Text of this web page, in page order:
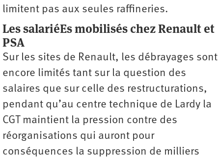
limitent pas aux seules raffineries.
Les salariéEs mobilisés chez Renault et
PSA
Sur les sites de Renault, les débrayages sont
encore limités tant sur la question des
salaires que sur celle des restructurations,
pendant qu’au centre technique de Lardy la
CGT maintient la pression contre des
réorganisations qui auront pour
conséquences la suppression de milliers